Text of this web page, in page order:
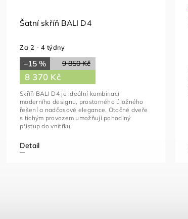
Šatní skříň BALI D4
Za 2 - 4 týdny
9 850 Kč
–15 %
8 370 Kč
Detail
Skříň BALI D4 je ideální kombinací
moderního designu, prostorného úložného
řešení a nadčasové elegance. Otočné dveře
s tichým provozem umožňují pohodlný
přístup do vnitřku,